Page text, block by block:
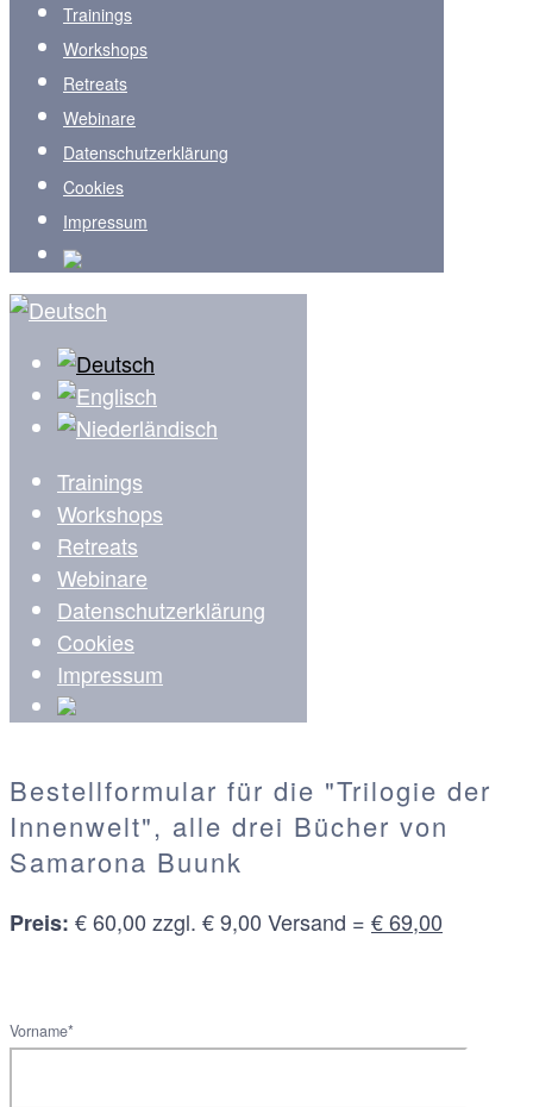
Trainings
Workshops
Retreats
Webinare
Datenschutzerklärung
Cookies
Impressum
Trainings
Workshops
Retreats
Webinare
Datenschutzerklärung
Cookies
Impressum
Bestellformular für die "Trilogie der
Innenwelt", alle drei Bücher von
Samarona Buunk
Preis: € 60,00 zzgl. € 9,00 Versand = € 69,00
Vorname*